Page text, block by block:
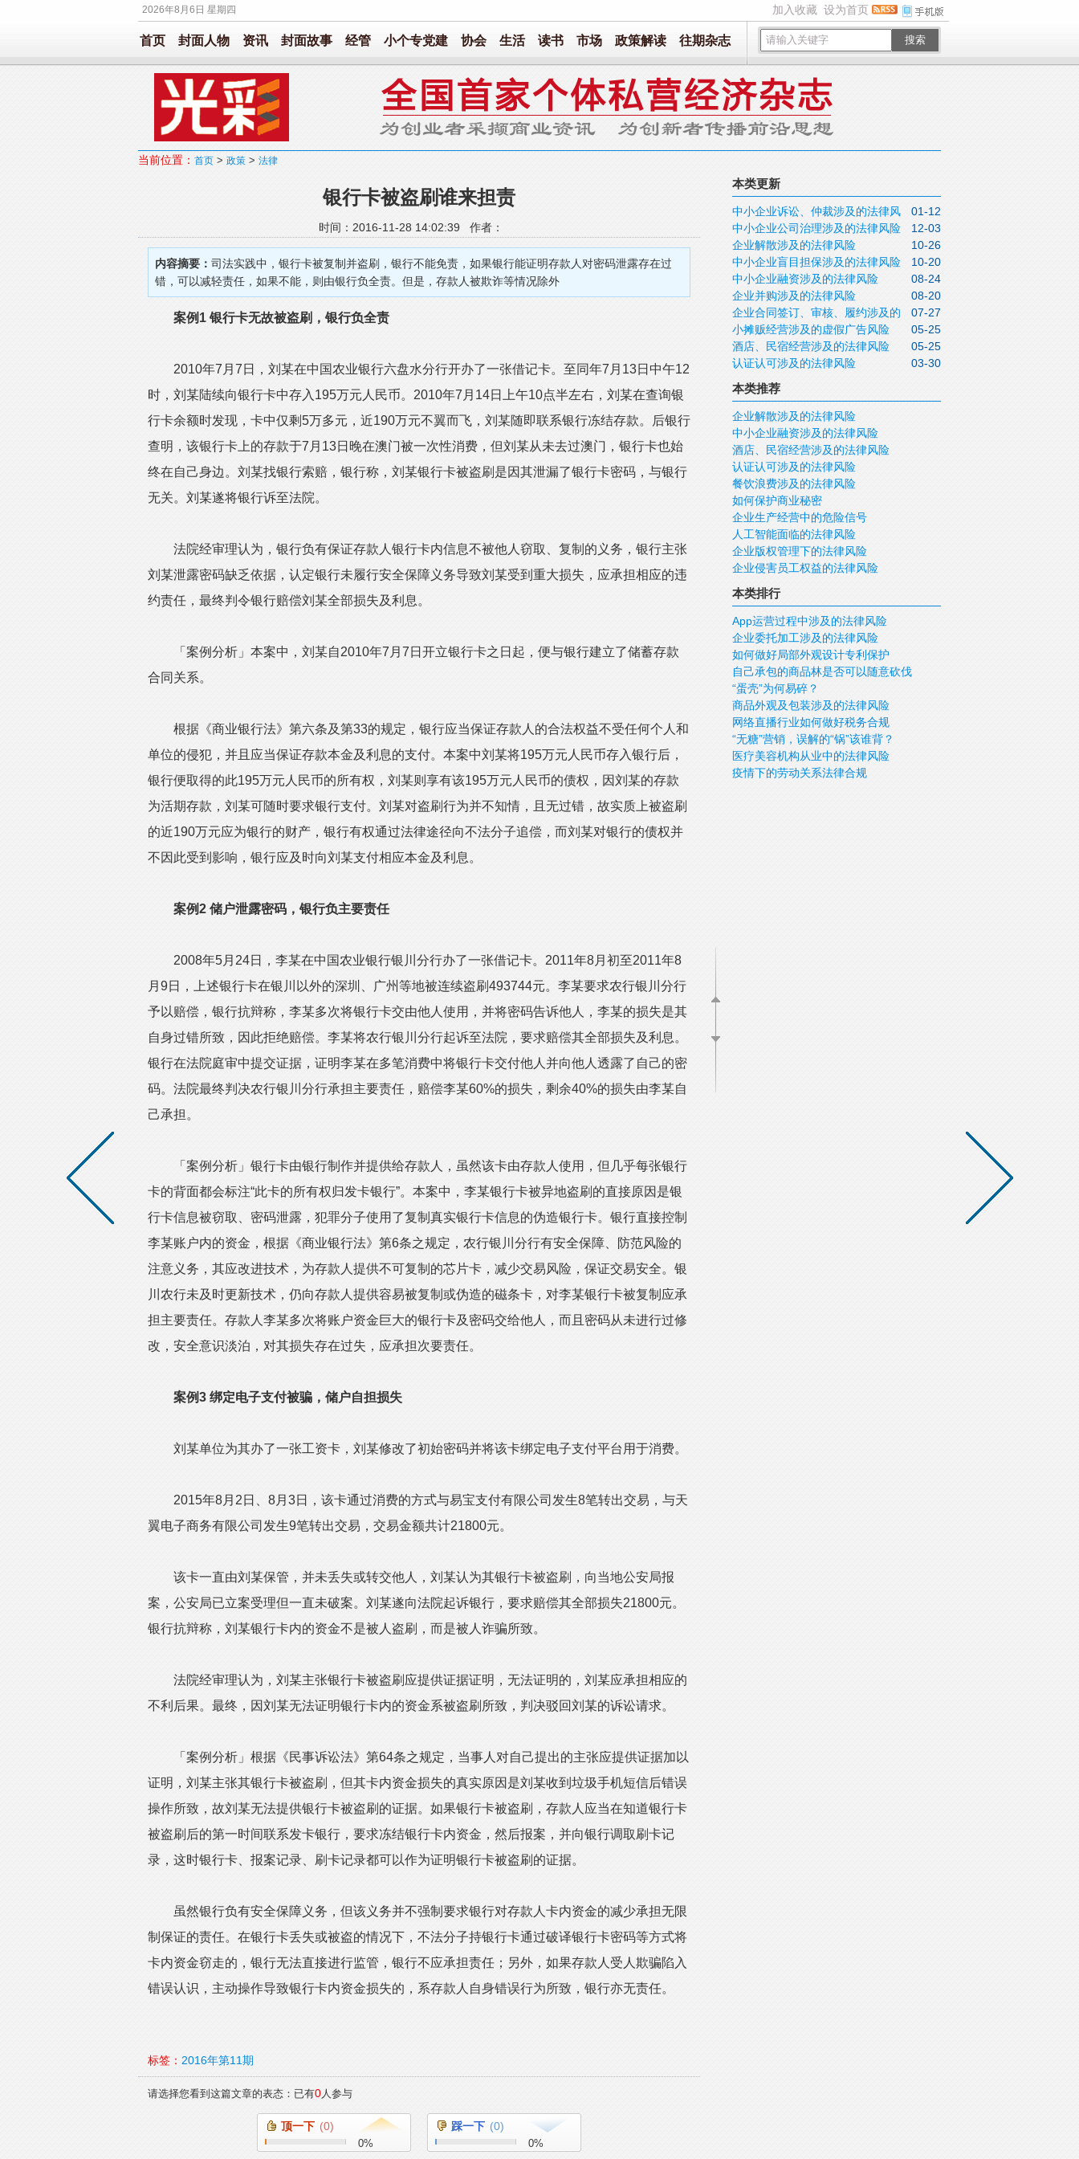
2026年8月6日 星期四 加入收藏 设为首页
搜索
首页 封面人物 资讯 封面故事 经管 小个专党建 协会 生活 读书 市场 政策解读 往期杂志
当前位置： 首页 > 政策 > 法律
银行卡被盗刷谁来担责
时间：2016-11-28 14:02:39 作者：
内容摘要： 司法实践中，银行卡被复制并盗刷，银行不能免责，如果银行能证明存款人对密码泄露存在过
错，可以减轻责任，如果不能，则由银行负全责。但是，存款人被欺诈等情况除外
案例1 银行卡无故被盗刷，银行负全责
2010年7月7日，刘某在中国农业银行六盘水分行开办了一张借记卡。至同年7月13日中午12
时，刘某陆续向银行卡中存入195万元人民币。2010年7月14日上午10点半左右，刘某在查询银
行卡余额时发现，卡中仅剩5万多元，近190万元不翼而飞，刘某随即联系银行冻结存款。后银行
查明，该银行卡上的存款于7月13日晚在澳门被一次性消费，但刘某从未去过澳门，银行卡也始
终在自己身边。刘某找银行索赔，银行称，刘某银行卡被盗刷是因其泄漏了银行卡密码，与银行
无关。刘某遂将银行诉至法院。
法院经审理认为，银行负有保证存款人银行卡内信息不被他人窃取、复制的义务，银行主张
刘某泄露密码缺乏依据，认定银行未履行安全保障义务导致刘某受到重大损失，应承担相应的违
约责任，最终判令银行赔偿刘某全部损失及利息。
「案例分析」本案中，刘某自2010年7月7日开立银行卡之日起，便与银行建立了储蓄存款
合同关系。
根据《商业银行法》第六条及第33的规定，银行应当保证存款人的合法权益不受任何个人和
单位的侵犯，并且应当保证存款本金及利息的支付。本案中刘某将195万元人民币存入银行后，
银行便取得的此195万元人民币的所有权，刘某则享有该195万元人民币的债权，因刘某的存款
为活期存款，刘某可随时要求银行支付。刘某对盗刷行为并不知情，且无过错，故实质上被盗刷
的近190万元应为银行的财产，银行有权通过法律途径向不法分子追偿，而刘某对银行的债权并
不因此受到影响，银行应及时向刘某支付相应本金及利息。
案例2 储户泄露密码，银行负主要责任
2008年5月24日，李某在中国农业银行银川分行办了一张借记卡。2011年8月初至2011年8
月9日，上述银行卡在银川以外的深圳、广州等地被连续盗刷493744元。李某要求农行银川分行
予以赔偿，银行抗辩称，李某多次将银行卡交由他人使用，并将密码告诉他人，李某的损失是其
自身过错所致，因此拒绝赔偿。李某将农行银川分行起诉至法院，要求赔偿其全部损失及利息。
银行在法院庭审中提交证据，证明李某在多笔消费中将银行卡交付他人并向他人透露了自己的密
码。法院最终判决农行银川分行承担主要责任，赔偿李某60%的损失，剩余40%的损失由李某自
己承担。
「案例分析」银行卡由银行制作并提供给存款人，虽然该卡由存款人使用，但几乎每张银行
卡的背面都会标注“此卡的所有权归发卡银行”。本案中，李某银行卡被异地盗刷的直接原因是银
行卡信息被窃取、密码泄露，犯罪分子使用了复制真实银行卡信息的伪造银行卡。银行直接控制
李某账户内的资金，根据《商业银行法》第6条之规定，农行银川分行有安全保障、防范风险的
注意义务，其应改进技术，为存款人提供不可复制的芯片卡，减少交易风险，保证交易安全。银
川农行未及时更新技术，仍向存款人提供容易被复制或伪造的磁条卡，对李某银行卡被复制应承
担主要责任。存款人李某多次将账户资金巨大的银行卡及密码交给他人，而且密码从未进行过修
改，安全意识淡泊，对其损失存在过失，应承担次要责任。
案例3 绑定电子支付被骗，储户自担损失
刘某单位为其办了一张工资卡，刘某修改了初始密码并将该卡绑定电子支付平台用于消费。
2015年8月2日、8月3日，该卡通过消费的方式与易宝支付有限公司发生8笔转出交易，与天
翼电子商务有限公司发生9笔转出交易，交易金额共计21800元。
该卡一直由刘某保管，并未丢失或转交他人，刘某认为其银行卡被盗刷，向当地公安局报
案，公安局已立案受理但一直未破案。刘某遂向法院起诉银行，要求赔偿其全部损失21800元。
银行抗辩称，刘某银行卡内的资金不是被人盗刷，而是被人诈骗所致。
法院经审理认为，刘某主张银行卡被盗刷应提供证据证明，无法证明的，刘某应承担相应的
不利后果。最终，因刘某无法证明银行卡内的资金系被盗刷所致，判决驳回刘某的诉讼请求。
「案例分析」根据《民事诉讼法》第64条之规定，当事人对自己提出的主张应提供证据加以
证明，刘某主张其银行卡被盗刷，但其卡内资金损失的真实原因是刘某收到垃圾手机短信后错误
操作所致，故刘某无法提供银行卡被盗刷的证据。如果银行卡被盗刷，存款人应当在知道银行卡
被盗刷后的第一时间联系发卡银行，要求冻结银行卡内资金，然后报案，并向银行调取刷卡记
录，这时银行卡、报案记录、刷卡记录都可以作为证明银行卡被盗刷的证据。
虽然银行负有安全保障义务，但该义务并不强制要求银行对存款人卡内资金的减少承担无限
制保证的责任。在银行卡丢失或被盗的情况下，不法分子持银行卡通过破译银行卡密码等方式将
卡内资金窃走的，银行无法直接进行监管，银行不应承担责任；另外，如果存款人受人欺骗陷入
错误认识，主动操作导致银行卡内资金损失的，系存款人自身错误行为所致，银行亦无责任。
标签： 2016年第11期
请选择您看到这篇文章的表态：已有0人参与
顶一下 (0)
0%
踩一下 (0)
0%
本类更新
01-12
中小企业诉讼、仲裁涉及的法律风
险 12-03
中小企业公司治理涉及的法律风险
10-26
企业解散涉及的法律风险
10-20
中小企业盲目担保涉及的法律风险
08-24
中小企业融资涉及的法律风险
08-20
企业并购涉及的法律风险
07-27
企业合同签订、审核、履约涉及的
法律风险 05-25
小摊贩经营涉及的虚假广告风险
05-25
酒店、民宿经营涉及的法律风险
03-30
认证认可涉及的法律风险
本类推荐
企业解散涉及的法律风险
中小企业融资涉及的法律风险
酒店、民宿经营涉及的法律风险
认证认可涉及的法律风险
餐饮浪费涉及的法律风险
如何保护商业秘密
企业生产经营中的危险信号
人工智能面临的法律风险
企业版权管理下的法律风险
企业侵害员工权益的法律风险
本类排行
App运营过程中涉及的法律风险
企业委托加工涉及的法律风险
如何做好局部外观设计专利保护
自己承包的商品林是否可以随意砍伐
“蛋壳”为何易碎？
商品外观及包装涉及的法律风险
网络直播行业如何做好税务合规
“无糖”营销，误解的“锅”该谁背？
医疗美容机构从业中的法律风险
疫情下的劳动关系法律合规